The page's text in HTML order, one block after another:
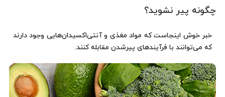
چگونه پیر نشوید؟
خبر خوش اینجاست که مواد مغذی و آنتی‌اکسیدان‌هایی وجود دارند
که می‌توانند با فرآیندهای پیرشدن مقابله کنند.